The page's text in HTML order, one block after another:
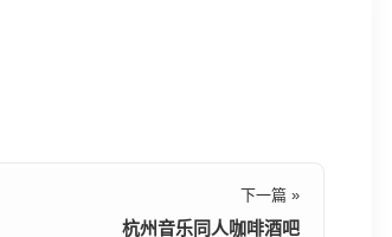
下一篇 »
杭州音乐同人咖啡酒吧